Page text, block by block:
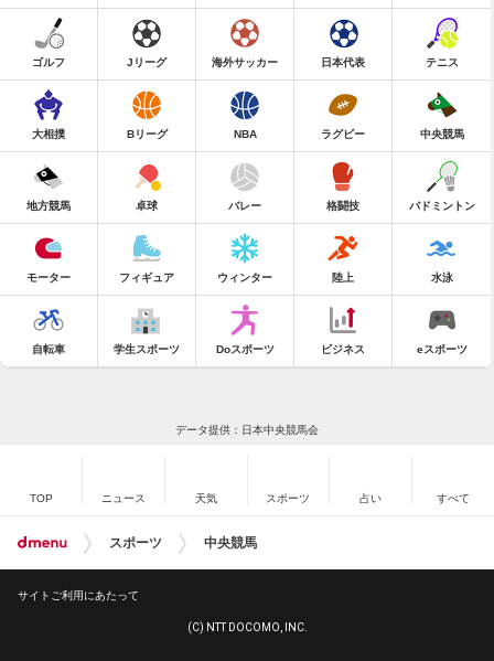
ゴルフ Jリーグ 海外サッカー 日本代表 テニス
大相撲 Bリーグ NBA ラグビー 中央競馬
地方競馬 卓球 バレー 格闘技 バドミントン
モーター フィギュア ウィンター 陸上 水泳
自転車 学生スポーツ Doスポーツ ビジネス eスポーツ
データ提供：日本中央競馬会
TOP ニュース 天気 スポーツ 占い すべて
スポーツ 中央競馬
サイトご利用にあたって
(C) NTT DOCOMO, INC.